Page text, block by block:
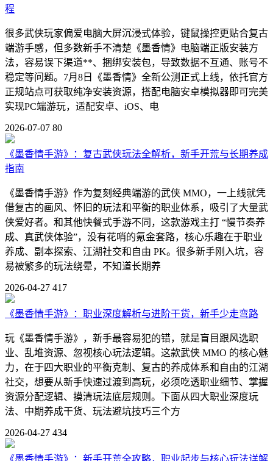
程
很多武侠玩家偏爱电脑大屏沉浸式体验，键鼠操控更贴合复古
端游手感，但多数新手不清楚《墨香情》电脑端正版安装方
法，容易误下渠道**、捆绑安装包，导致数据不互通、账号不
稳定等问题。7月8日《墨香情》全新公测正式上线，依托官方
正规站点可获取纯净安装资源，搭配电脑安卓模拟器即可完美
实现PC端游玩，适配安卓、iOS、电
2026-07-07 80
《墨香情手游》：复古武侠玩法全解析，新手开荒与长期养成
指南
《墨香情手游》作为复刻经典端游的武侠 MMO，一上线就凭
借复古的画风、怀旧的玩法和平衡的职业体系，吸引了大量武
侠爱好者。和其他快餐式手游不同，这款游戏主打 “慢节奏养
成、真武侠体验”，没有花哨的氪金套路，核心乐趣在于职业
养成、副本探索、江湖社交和自由 PK。很多新手刚入坑，容
易被繁多的玩法绕晕，不知道长期养
2026-04-27 417
《墨香情手游》：职业深度解析与进阶干货，新手少走弯路
玩《墨香情手游》，新手最容易犯的错，就是盲目跟风选职
业、乱堆资源、忽视核心玩法逻辑。这款武侠 MMO 的核心魅
力，在于四大职业的平衡克制、复古的养成体系和自由的江湖
社交，想要从新手快速过渡到高玩，必须吃透职业细节、掌握
资源分配逻辑、摸清玩法底层规则。下面从四大职业深度玩
法、中期养成干货、玩法避坑技巧三个方
2026-04-27 434
《墨香情手游》：新手开荒全攻略，职业起步与核心玩法详解